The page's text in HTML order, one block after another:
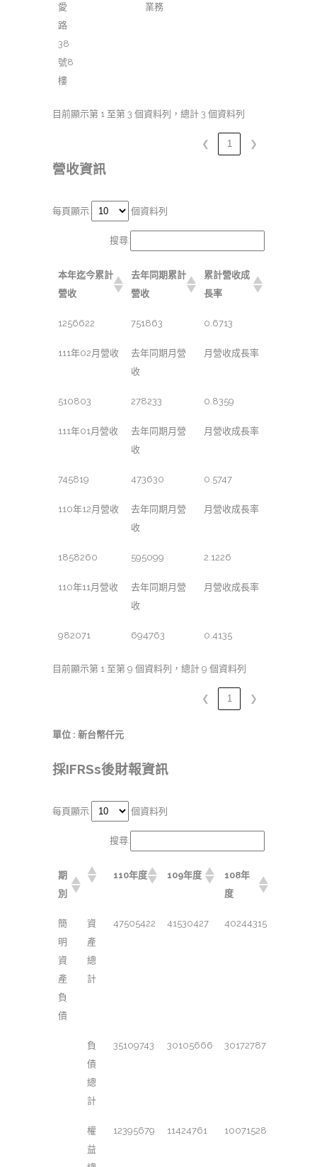
愛
路
38
號8
樓
業務
目前顯示第 1 至第 3 個資料列，總計 3 個資料列
❮ 1 ❯
營收資訊
每頁顯示 個資料列
搜尋:
本年迄今累計
營收
去年同期累計
營收
累計營收成
長率
1256622 751863 0.6713
111年02月營收
去年同期月營
收
月營收成長率
510803 278233 0.8359
111年01月營收
去年同期月營
收
月營收成長率
745819 473630 0.5747
110年12月營收
去年同期月營
收
月營收成長率
1858260 595099 2.1226
110年11月營收
去年同期月營
收
月營收成長率
982071 694763 0.4135
目前顯示第 1 至第 9 個資料列，總計 9 個資料列
❮ 1 ❯
單位 : 新台幣仟元
採IFRSs後財報資訊
每頁顯示 個資料列
搜尋:
期
別
110年度 109年度
108年
度
簡
明
資
產
負
債
資
產
總
計
47505422 41530427 40244315
負
債
總
計
35109743 30105666 30172787
權
益
12395679 11424761 10071528